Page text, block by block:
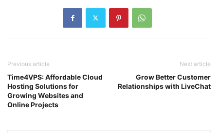
Previous article
Time4VPS: Affordable Cloud
Hosting Solutions for
Growing Websites and
Online Projects
Next article
Grow Better Customer
Relationships with LiveChat